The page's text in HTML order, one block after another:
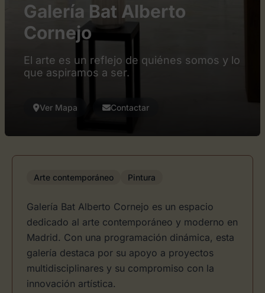
Galería Bat Alberto
Cornejo
El arte es un reflejo de quiénes somos y lo
que aspiramos a ser.
Ver Mapa Contactar
Arte contemporáneo Pintura
Galería Bat Alberto Cornejo es un espacio
dedicado al arte contemporáneo y moderno en
Madrid. Con una programación dinámica, esta
galería destaca por su apoyo a proyectos
multidisciplinares y su compromiso con la
innovación artística.